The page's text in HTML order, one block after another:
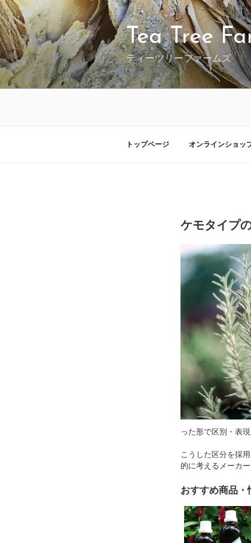
コ
ン
テ
ン
ツ
へ
ス
キ
Tea Tree
ティーツリーファームズ
トップページ オンラインショッ
稿
日:
ケモタイプ
った形で区別・表現
こうした区分を採
的に考えるメーカ
おすすめ商品・